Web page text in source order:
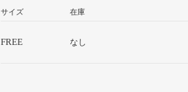
サイズ 在庫
FREE なし